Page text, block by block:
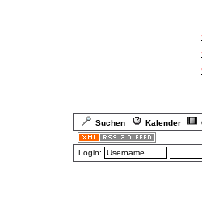
Suchen Kalender
Login: